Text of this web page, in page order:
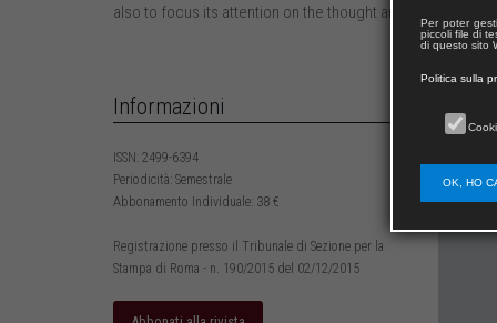
also to focus its attention on the thought and work of
Informazioni
ISSN: 2499-6394
Periodicità: Semestrale
Abbonamento Individuale: 38 €
Registrazione presso il Tribunale di Sezione per la
Stampa di Roma - n. 190/2015 del 02/12/2015
Per poter
piccoli file di
di questo sito
Politica sulla
OK, HO